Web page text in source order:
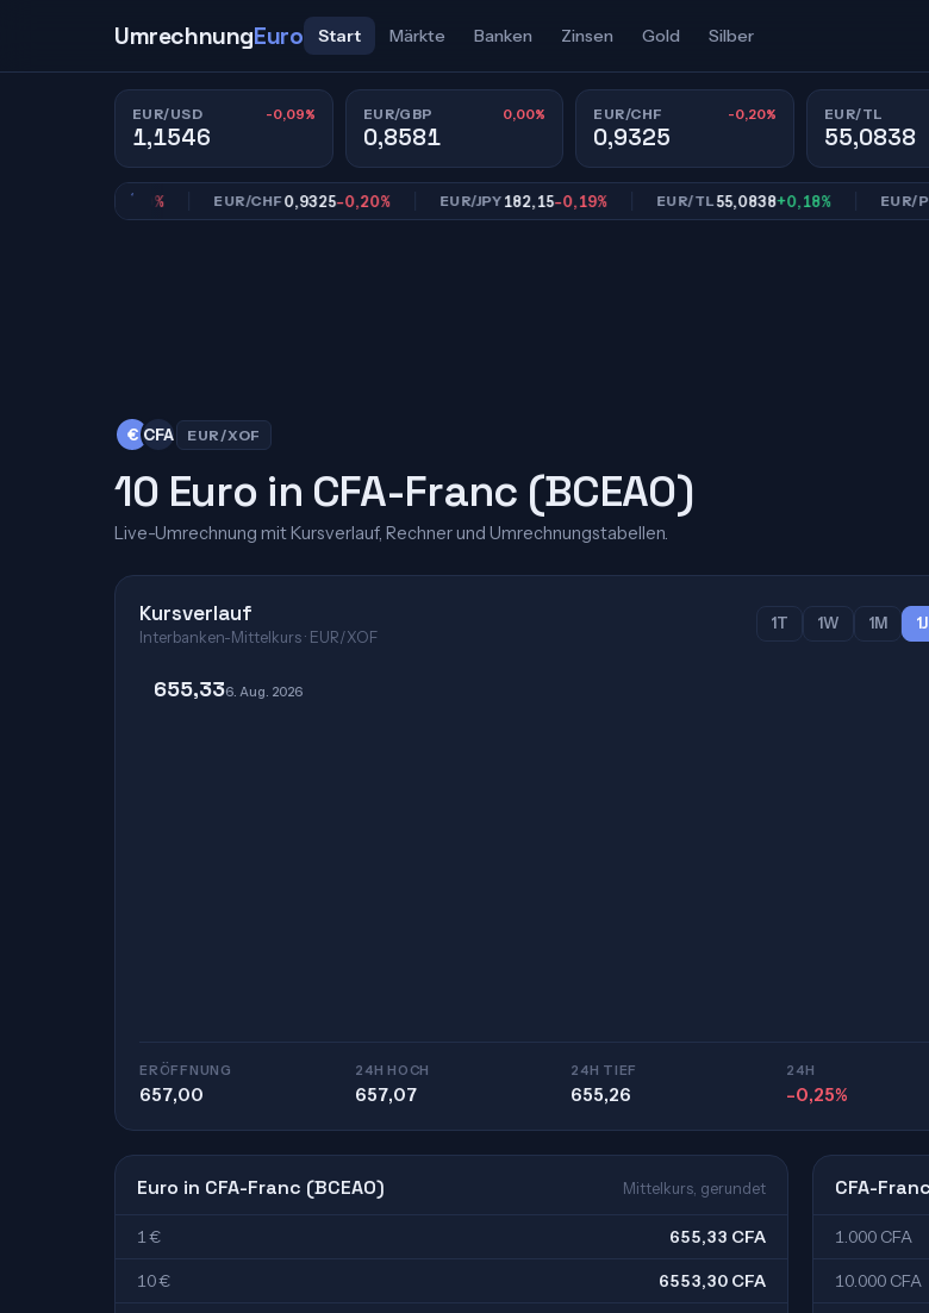
UmrechnungEuro Start Märkte Banken Zinsen Gold Silber
EUR/USD -0,09%
1,1546
EUR/GBP 0,00%
0,8581
EUR/CHF -0,20%
0,9325
EUR/TL
55,0838
EUR/CHF0,9325-0,20% EUR/JPY 182,15-0,19% EUR/TL55,0838+0,18% EUR/PLN
€ CFA EUR/XOF
10 Euro in CFA-Franc (BCEAO)
Live-Umrechnung mit Kursverlauf, Rechner und Umrechnungstabellen.
Kursverlauf
Interbanken-Mittelkurs · EUR/XOF
1T 1W 1M 1J
655,336. Aug. 2026
ERÖFFNUNG
657,00
24H HOCH
657,07
24H TIEF
655,26
24H
-0,25%
Euro in CFA-Franc (BCEAO) Mittelkurs, gerundet
1 € 655,33 CFA
10 € 6553,30 CFA
CFA-
1.000 CFA
10.000 CFA